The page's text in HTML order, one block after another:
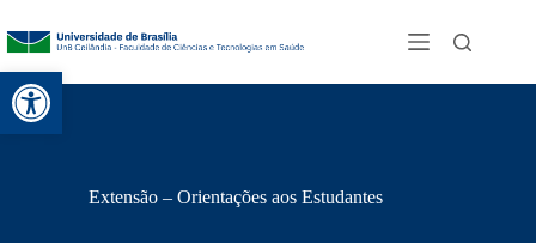
Abrir a barra de ferramentas
Extensão – Orientações aos Estudantes